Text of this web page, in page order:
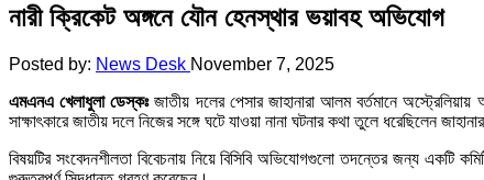
নারী ক্রিকেট অঙ্গনে যৌন হেনস্থার ভয়াবহ অভিযোগ
Posted by: News Desk November 7, 2025
এমএনএ খেলাধুলা ডেস্কঃজাতীয় দলের পেসার জাহানারা আলম বর্তমানে
সাক্ষাৎকারে জাতীয় দলে নিজের সঙ্গে ঘটে যাওয়া নানা ঘটনার কথা তুলে ধরেছিলেন
বিষয়টির সংবেদনশীলতা বিবেচনায় নিয়ে বিসিবি অভিযোগগুলো তদন্তের জন্য একটি